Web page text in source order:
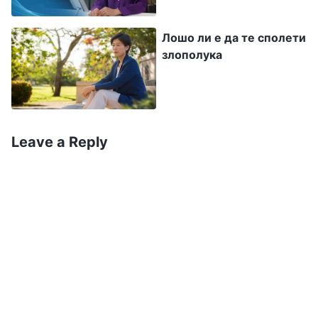
състоянието ти. Може да те води към
правилните избори и към това да се
подчиниш на Бог и да получиш Неговото
одобрение. Такова сърце наистина е ценно.
Ако имаш такова честно сърце, то това е
е начинът, по който трябва да се държиш и
Лошо ли е да те сполети
злополука
Leave a Reply